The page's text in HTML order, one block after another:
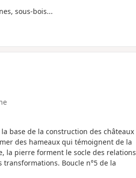
sous-bois...
base de la construction des châteaux
des hameaux qui témoignent de la
la pierre forment le socle des relations
Boucle n°5 de la